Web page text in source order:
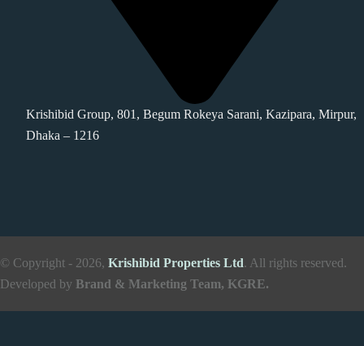
Krishibid Group, 801, Begum Rokeya Sarani, Kazipara, Mirpur,
Dhaka – 1216
© Copyright - 2026, Krishibid Properties Ltd. All rights reserved.
Developed by Brand & Marketing Team, KGRE.